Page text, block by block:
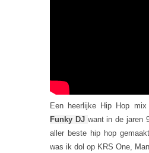
Een heerlijke Hip Hop
Funky DJ want in de jaren
aller beste hip hop
was ik dol op KRS One,